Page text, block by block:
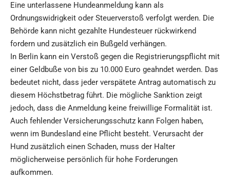
Eine unterlassene Hundeanmeldung kann als
Ordnungswidrigkeit oder Steuerverstoß verfolgt werden. Die
Behörde kann nicht gezahlte Hundesteuer rückwirkend
fordern und zusätzlich ein Bußgeld verhängen.
In Berlin kann ein Verstoß gegen die Registrierungspflicht mit
einer Geldbuße von bis zu 10.000 Euro geahndet werden. Das
bedeutet nicht, dass jeder verspätete Antrag automatisch zu
diesem Höchstbetrag führt. Die mögliche Sanktion zeigt
jedoch, dass die Anmeldung keine freiwillige Formalität ist.
Auch fehlender Versicherungsschutz kann Folgen haben,
wenn im Bundesland eine Pflicht besteht. Verursacht der
Hund zusätzlich einen Schaden, muss der Halter
möglicherweise persönlich für hohe Forderungen
aufkommen.